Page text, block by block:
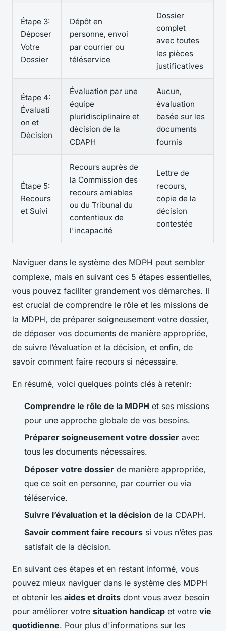
Étape 3:
Déposer
Votre
Dossier
Dépôt en
personne, envoi
par courrier ou
téléservice
Dossier
complet
avec toutes
les pièces
justificatives
Étape 4:
Évaluati
on et
Décision
Évaluation par une
équipe
pluridisciplinaire et
décision de la
CDAPH
Aucun,
évaluation
basée sur les
documents
fournis
Étape 5:
Recours
et Suivi
Recours auprès de
la Commission des
recours amiables
ou du Tribunal du
contentieux de
l'incapacité
Lettre de
recours,
copie de la
décision
contestée
Naviguer dans le système des MDPH peut sembler
complexe, mais en suivant ces 5 étapes essentielles,
vous pouvez faciliter grandement vos démarches. Il
est crucial de comprendre le rôle et les missions de
la MDPH, de préparer soigneusement votre dossier,
de déposer vos documents de manière appropriée,
de suivre l’évaluation et la décision, et enfin, de
savoir comment faire recours si nécessaire.
En résumé, voici quelques points clés à retenir:
Comprendre le rôle de la MDPH et ses missions
pour une approche globale de vos besoins.
Préparer soigneusement votre dossier avec
tous les documents nécessaires.
Déposer votre dossier de manière appropriée,
que ce soit en personne, par courrier ou via
téléservice.
Suivre l’évaluation et la décision de la CDAPH.
Savoir comment faire recours si vous n’êtes pas
satisfait de la décision.
En suivant ces étapes et en restant informé, vous
pouvez mieux naviguer dans le système des MDPH
et obtenir les aides et droits dont vous avez besoin
pour améliorer votre situation handicap et votre vie
quotidienne. Pour plus d'informations sur les